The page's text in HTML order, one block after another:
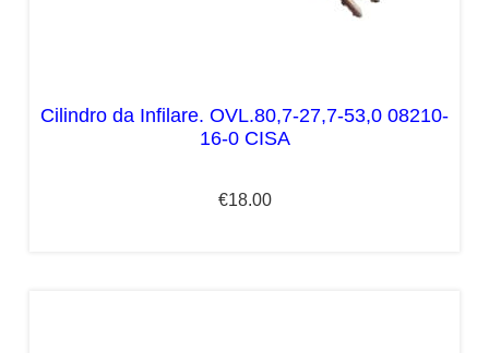
Cilindro da Infilare. OVL.80,7-27,7-53,0 08210-
16-0 CISA
€18.00